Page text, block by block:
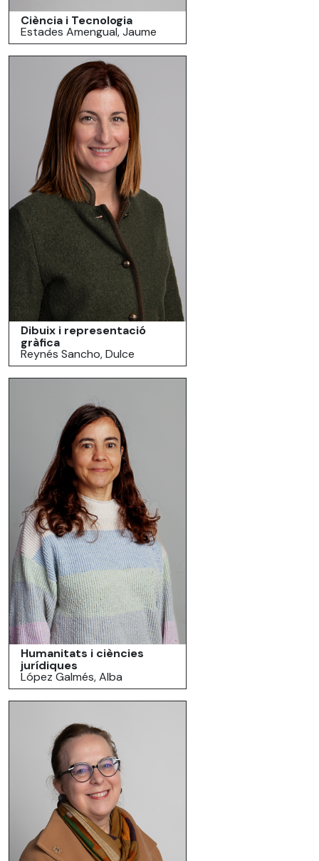
Ciència i Tecnologia
Estades Amengual, Jaume
Dibuix i representació
gràfica
Reynés Sancho, Dulce
Humanitats i ciències
jurídiques
López Galmés, Alba